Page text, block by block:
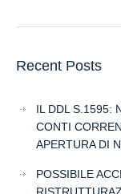
Recent Posts
IL DDL S.1595:
CONTI
APERTURA DI
POSSIBILE